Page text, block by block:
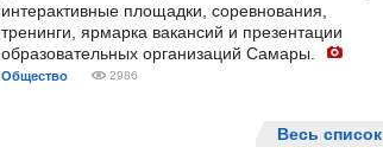
интерактивные площадки, соревнования,
тренинги, ярмарка вакансий и презентации
образовательных организаций Самары.
Общество 2986
Весь список